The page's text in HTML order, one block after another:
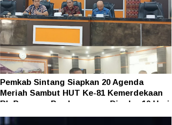
Pemkab Sintang Siapkan 20 Agenda
Meriah Sambut HUT Ke-81 Kemerdekaan
RI, Pameran Pembangunan Digelar 10 Hari